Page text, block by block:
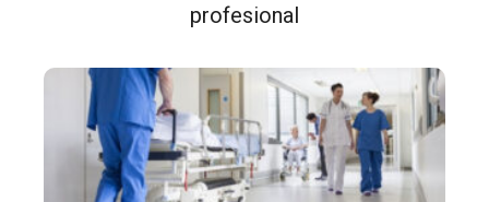
profesional